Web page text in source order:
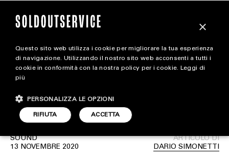
extra
ALL EXTRA
ART & DESIGN
CINEMA
Quentin40 torna con il
singolo “Dare Gas
(Veloce)”
SOUND
13 NOVEMBRE 2020
ARTICOLO DI
DARIO SIMONETTI
×
Questo sito web utilizza i cookie per migliorare la tua esperienza
di navigazione. Utilizzando il nostro sito web acconsenti a tutti i
cookie in conformità con la nostra policy per i cookie. Leggi di
più
ACCETTA
RIFIUTA
PERSONALIZZA LE OPZIONI